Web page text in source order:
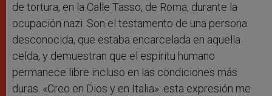
de tortura, en la Calle Tasso, de Roma, durante la
ocupación nazi. Son el testamento de una persona
desconocida, que estaba encarcelada en aquella
celda, y demuestran que el espíritu humano
permanece libre incluso en las condiciones más
duras. «Creo en Dios y en Italia»: esta expresión me